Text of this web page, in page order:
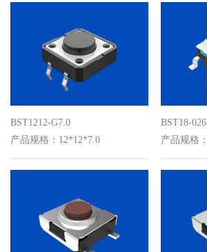
BST1212-G7.0
产品规格：12*12*7.0
BST18-026
产品规格：